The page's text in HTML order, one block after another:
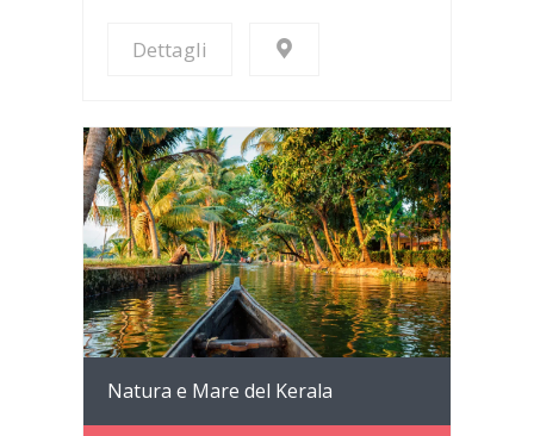
Dettagli
Dettagli
Natura e Mare del Kerala